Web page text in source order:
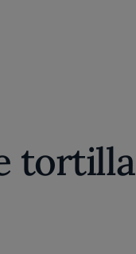
tortilla